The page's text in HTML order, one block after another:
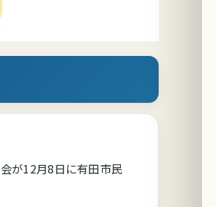
が12月8日に有田市民